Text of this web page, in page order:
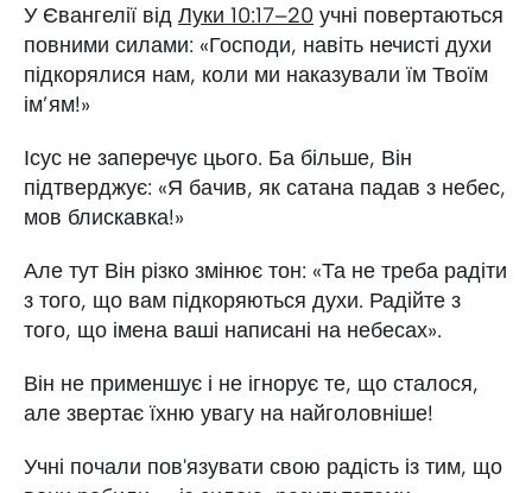
У Євангелії від Луки 10:17–20 учні повертаються
повними силами: «Господи, навіть нечисті духи
підкорялися нам, коли ми наказували їм Твоїм
ім’ям!»
Ісус не заперечує цього. Ба більше, Він
підтверджує: «Я бачив, як сатана падав з небес,
мов блискавка!»
Але тут Він різко змінює тон: «Та не треба радіти
з того, що вам підкоряються духи. Радійте з
того, що імена ваші написані на небесах».
Він не применшує і не ігнорує те, що сталося,
але звертає їхню увагу на найголовніше!
Учні почали пов'язувати свою радість із тим, що